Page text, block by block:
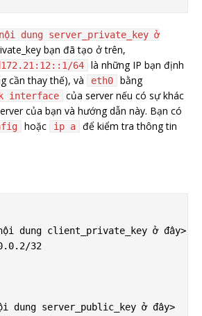
dung server_private_key ở
bạn đã tạo ở trên,
64
là những IP bạn định
cần thay thế), và
eth0 bằng
interface
của server nếu có sự khác
của bạn và hướng dẫn này. Bạn có
hoặc ip a
để kiểm tra thông tin
dung client_private_key ở đây>
32
dung server_public_key ở đây>